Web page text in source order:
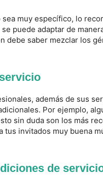
muy específico, lo
puede adaptar de
debe saber mezclar los
además de sus
Por ejemplo,
sin duda son los más
tus invitados muy buena
de